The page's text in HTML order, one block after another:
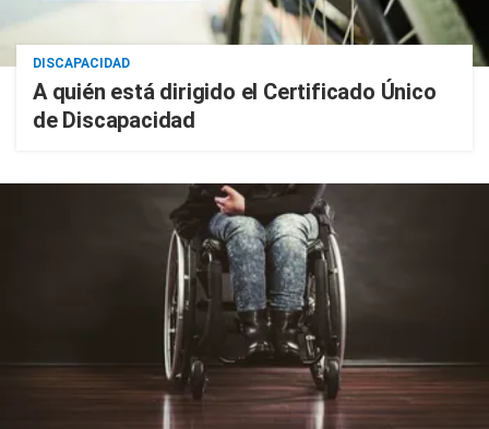
DISCAPACIDAD
A quién está dirigido el Certificado Único
de Discapacidad